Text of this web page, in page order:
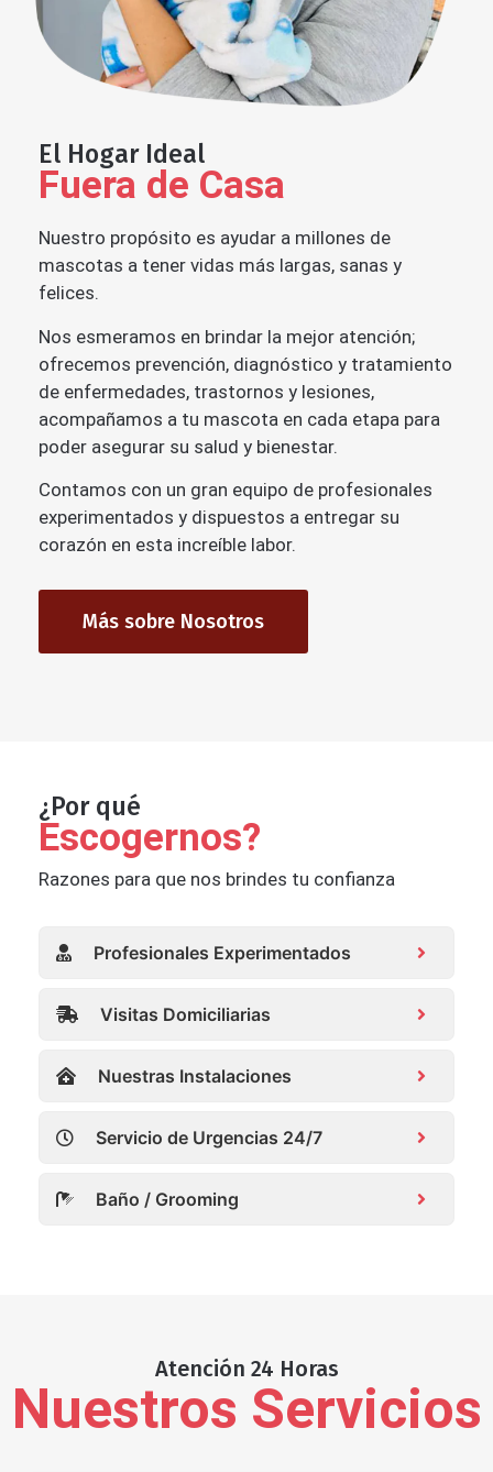
El Hogar Ideal
Fuera de Casa
Nuestro propósito es ayudar a millones de
mascotas a tener vidas más largas, sanas y
felices.
Nos esmeramos en brindar la mejor atención;
ofrecemos prevención, diagnóstico y tratamiento
de enfermedades, trastornos y lesiones,
acompañamos a tu mascota en cada etapa para
poder asegurar su salud y bienestar.
Contamos con un gran equipo de profesionales
experimentados y dispuestos a entregar su
corazón en esta increíble labor.
Más sobre Nosotros
¿Por qué
Escogernos?
Razones para que nos brindes tu confianza
Profesionales Experimentados
Visitas Domiciliarias
Nuestras Instalaciones
Servicio de Urgencias 24/7
Baño / Grooming
Atención 24 Horas
Nuestros Servicios